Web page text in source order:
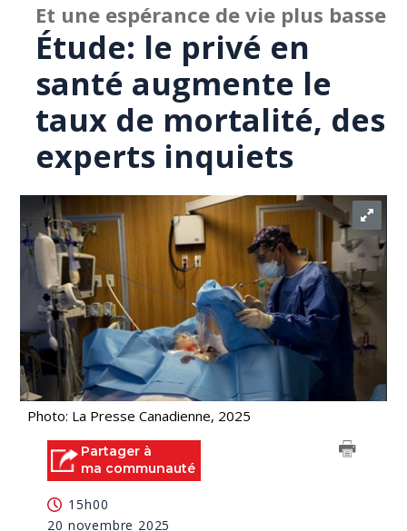
Et une espérance de vie plus basse
Étude: le privé en
santé augmente le
taux de mortalité, des
experts inquiets
Photo: La Presse Canadienne, 2025
Partager à
ma communauté
15h00
20 novembre 2025